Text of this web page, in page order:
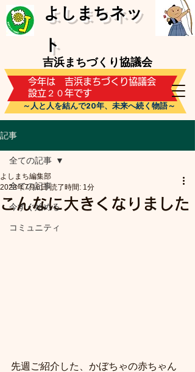
吉浜まちづくり協議会
​よしまちネッ
ト
​今年は 吉浜まちづくり協議会
設立２０年です
～人と人を結んで20年、未来へ続く物語～
記事
全ての記事
今すぐ始める
コミュニティ
全ての記事
こんなに大きくなりました
よしまち編集部
2023年7月6日 読了時間: 1分
先週ご紹介した、かぼちゃの赤ちゃん